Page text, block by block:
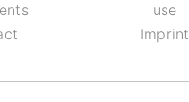
use
Imprint